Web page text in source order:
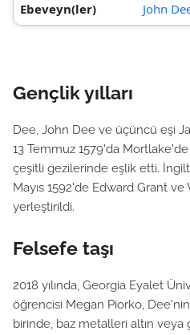
Ebeveyn(ler) John
Gençlik yılları
Dee, John Dee ve üçüncü eşi
13 Temmuz 1579'da
çeşitli gezilerinde eşlik etti.
Mayıs 1592'de Edward Grant
yerleştirildi.
Felsefe taşı
2018 yılında, Georgia Eyalet
öğrencisi Megan Piorko,
birinde, baz metalleri altın